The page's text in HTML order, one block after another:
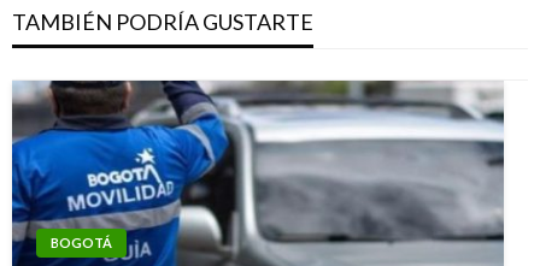
TAMBIÉN PODRÍA GUSTARTE
BOGOTÁ